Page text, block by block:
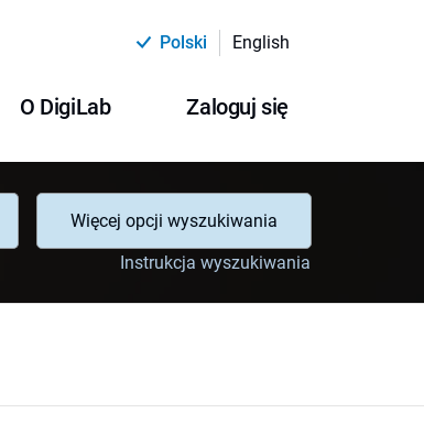
Polski English
O DigiLab Zaloguj się
Więcej opcji wyszukiwania
Instrukcja wyszukiwania